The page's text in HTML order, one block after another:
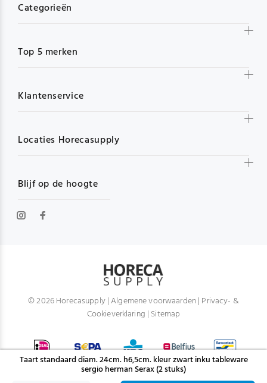
Taart standaard diam. 24cm. h6,5cm. kleur zwart inku tableware
sergio herman Serax (2 stuks)
Blijf op de hoogte
Categorieën
Top 5 merken
Klantenservice
Locaties Horecasupply
© 2026 Horecasupply |Algemene voorwaarden| Privacy- &
Cookieverklaring | Sitemap